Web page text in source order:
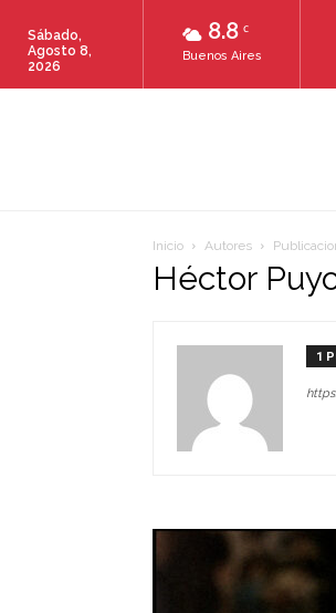
8.8 C
Buenos Aires
Sábado,
Agosto 8,
2026
Inicio Autores
Héctor
1